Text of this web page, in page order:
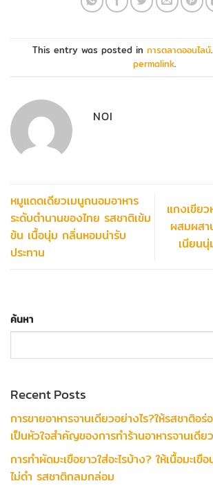
This entry was posted in การตลาดออนไลน์
permalink.
NOI
หมูแดดเดียวเมนูถนอมอาหาร
ระดับตำนานของไทย รสชาติเข้ม
ข้น เนื้อนุ่ม กลิ่นหอมน่ารับ
ประทาน
แกงเขียว
ผสมผส
เนียน
ค้นหา
Recent Posts
การขายอาหารจานเดียวอย่างไร?ให้รสชาติอ
เป็นหัวใจสำคัญของการทำร้านอาหารจานเดียว
การทำผัดมะเขือยาวใส่อะไรบ้าง? ให้เนื้อมะเ
ไม่ดำ รสชาติกลมกล่อม